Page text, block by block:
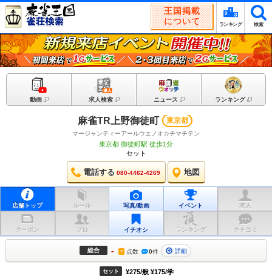
王国掲載
について
ランキング 検索
動画 求人検索 ニュース ランキング
麻雀TR上野御徒町 東京都
マージャンティーアールウエノオカチマチテン
東京都 御徒町駅 徒歩1分
セット
電話する 080-4462-4269 地図
店舗トップ ルール 写真/動画 イベント 求人
クーポン プロ イチオシ ランキング クチコミ
総合 - ? 点数 0件 詳細
セット ¥275/般 ¥175/学